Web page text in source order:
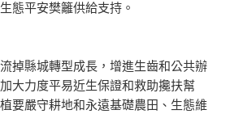
態平安樊籬供給支持。
縣城轉型成長，增進生齒和公共辦
大力度平易近生保證和救助攙扶幫
要嚴守耕地和永遠基礎農田、生態維